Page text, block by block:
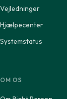
Vejledninger
Hjælpecenter
Systemstatus
OM OS